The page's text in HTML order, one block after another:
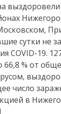
сутки не
COVID-19.
66,8 % от
число
в